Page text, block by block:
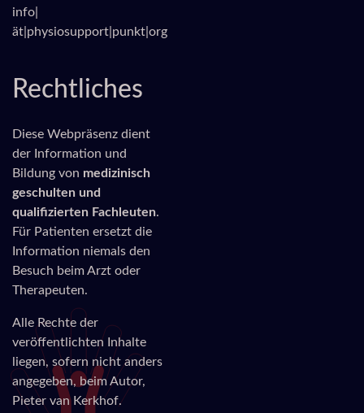
info|
ät|physiosupport|punkt|org
Rechtliches
Diese Webpräsenz dient
der Information und
Bildung von medizinisch
geschulten und
qualifizierten Fachleuten.
Für Patienten ersetzt die
Information niemals den
Besuch beim Arzt oder
Therapeuten.
Alle Rechte der
veröffentlichten Inhalte
liegen, sofern nicht anders
angegeben, beim Autor,
Pieter van Kerkhof.